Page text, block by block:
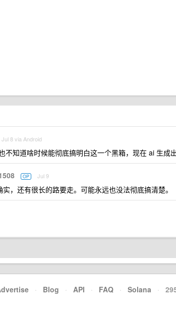
Jul 8 via Android
不知道啥时候能彻底搞明白这一个黑箱，现在 ai 生成
OP Jul 9
实，还有很长的路要走。可能永远也没法彻底搞清楚。
· Blog · API · FAQ · Solana ·